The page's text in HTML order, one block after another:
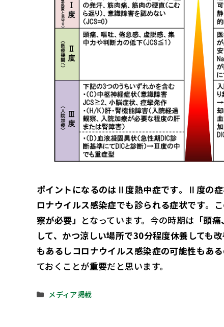
ポイントになるのはⅡ度熱中症です。
Ⅱ度の
ロナウイルス感染症でも診られる症状です。
察が必要」 となっています。今の時期は 「頭
して、かつ涼しい場所で30分程度休養しても
もあるしコロナウイルス感染症の可能性もあ
ておくことが重要だと思います。
カ
メディア掲載